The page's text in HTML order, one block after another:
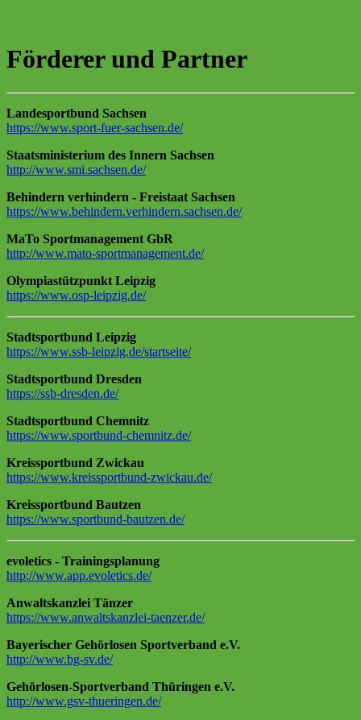
Förderer und Partner
Landesportbund Sachsen
https://www.sport-fuer-sachsen.de/
Staatsministerium des Innern Sachsen
http://www.smi.sachsen.de/
Behindern verhindern - Freistaat Sachsen
https://www.behindern.verhindern.sachsen.de/
MaTo Sportmanagement GbR
http://www.mato-sportmanagement.de/
Olympiastützpunkt Leipzig
https://www.osp-leipzig.de/
Stadtsportbund Leipzig
https://www.ssb-leipzig.de/startseite/
Stadtsportbund Dresden
https://ssb-dresden.de/
Stadtsportbund Chemnitz
https://www.sportbund-chemnitz.de/
Kreissportbund Zwickau
https://www.kreissportbund-zwickau.de/
Kreissportbund Bautzen
https://www.sportbund-bautzen.de/
evoletics - Trainingsplanung
http://www.app.evoletics.de/
Anwaltskanzlei Tänzer
https://www.anwaltskanzlei-taenzer.de/
Bayerischer Gehörlosen Sportverband e.V.
http://www.bg-sv.de/
Gehörlosen-Sportverband Thüringen e.V.
http://www.gsv-thueringen.de/